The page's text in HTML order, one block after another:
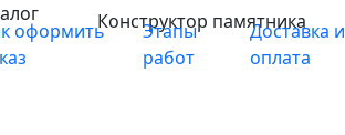
оформить
Этапы
работ
Доставка и
оплата
Конструктор памятника